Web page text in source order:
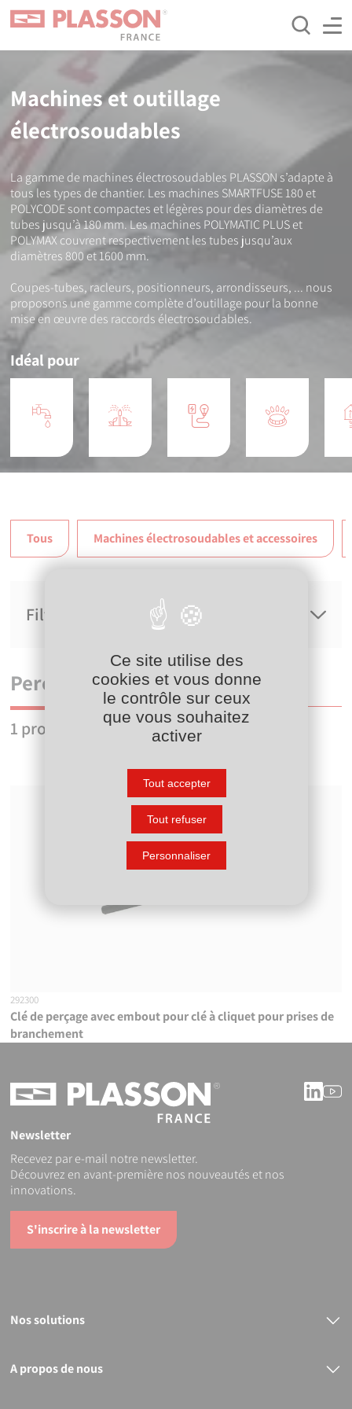
Aller
principal
Machines et outillage
électrosoudables
La gamme de machines électrosoudables PLASSON s’adapte à
tous les types de chantier. Les machines SMARTFUSE 180 et
POLYCODE sont compactes et légères pour des diamètres de
tubes jusqu’à 180 mm. Les machines POLYMATIC PLUS et
POLYMAX couvrent respectivement les tubes jusqu’aux
diamètres 800 et 1600 mm.
Coupes-tubes, racleurs, positionneurs, arrondisseurs, ... nous
proposons une gamme complète d’outillage pour la bonne
mise en œuvre des raccords électrosoudables.
Idéal pour
Tous Machines électrosoudables et accessoires
Filtres
Perçage
1 produit
292300
Clé de perçage avec embout pour clé à cliquet pour prises de
branchement
Newsletter
Recevez par e-mail notre newsletter.
Découvrez en avant-première nos nouveautés et nos
innovations.
S'inscrire à la newsletter
Nos solutions
Bout à bout
A propos de nous
Ce site utilise des
cookies et vous donne
le contrôle sur ceux
que vous souhaitez
activer
Tout accepter
Tout refuser
Personnaliser